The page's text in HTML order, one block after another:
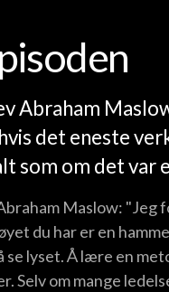
Abraham
det eneste
som om det var
Maslow:
du har er en
se lyset. Å lære en
Selv om mange